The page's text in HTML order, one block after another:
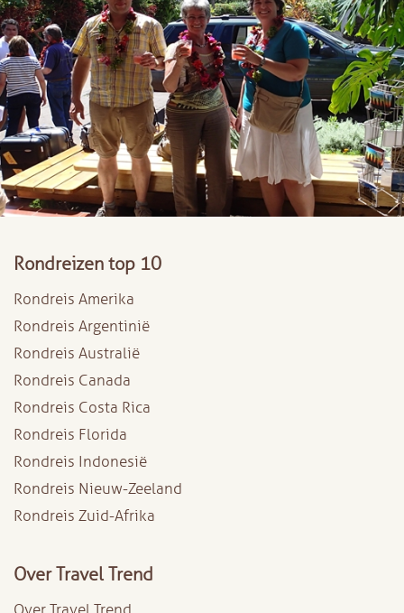
Rondreizen top 10
Rondreis Amerika
Rondreis Argentinië
Rondreis Australië
Rondreis Canada
Rondreis Costa Rica
Rondreis Florida
Rondreis Indonesië
Rondreis Nieuw-Zeeland
Rondreis Zuid-Afrika
Over Travel Trend